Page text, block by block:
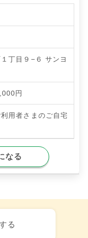
丁目９−６ サンヨ
円
用者さまのご自宅
なる
る